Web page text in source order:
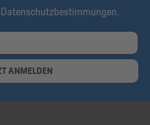
Datenschutzbestimmungen.
ANMELDEN